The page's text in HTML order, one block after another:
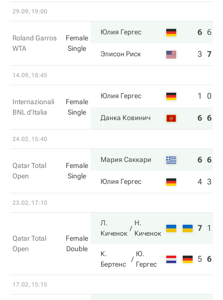
29.09, 19:00
Roland Garros
WTA
Female
Single
Юлия Гергес 6 6
Элисон Риск 3 7
14.09, 18:45
Internazionali
BNL d'Italia
Female
Single
Юлия Гергес 1 0
Данка Ковинич 6 6
24.02, 15:40
Qatar Total
Open
Female
Single
Мария Саккари 6 6
Юлия Гергес 4 3
23.02, 17:10
Qatar Total
Open
Female
Double
Л.
Киченок
Н.
Киченок
7 1
К.
Бертенс
Ю.
Гергес
5 6
17.02, 15:15